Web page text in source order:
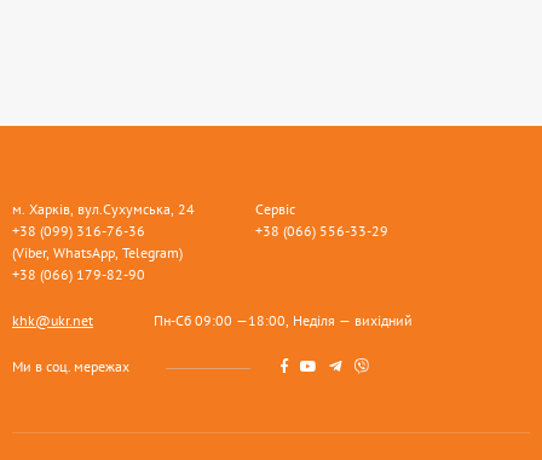
м. Харків, вул.Сухумська, 24
+38 (099) 316-76-36
(Viber, WhatsApp, Telegram)
+38 (066) 179-82-90
Сервіс
+38 (066) 556-33-29
khk@ukr.net Пн-Сб 09:00 —18:00, Неділя — вихідний
Ми в соц. мережах